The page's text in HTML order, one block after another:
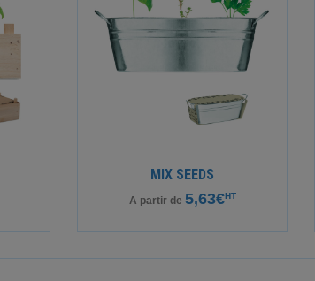
MIX SEEDS
A partir de 5,63€HT